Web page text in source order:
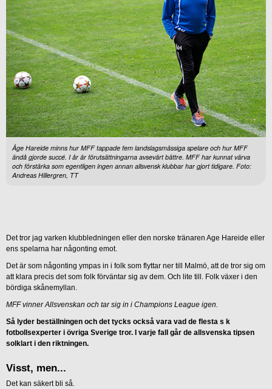
Åge Hareide minns hur MFF tappade fem landslagsmässiga spelare och hur MFF
ändå gjorde succé. I år är förutsättningarna avsevärt bättre. MFF har kunnat värva
och förstärka som egentligen ingen annan allsvensk klubbar har gjort tidigare. Foto:
Andreas Hillergren, TT
Det tror jag varken klubbledningen eller den norske tränaren Age Hareide eller
ens spelarna har någonting emot.
Det är som någonting ympas in i folk som flyttar ner till Malmö, att de tror sig om
att klara precis det som folk förväntar sig av dem. Och lite till. Folk växer i den
bördiga skånemyllan.
MFF vinner Allsvenskan och tar sig in i Champions League igen.
Så lyder beställningen och det tycks också vara vad de flesta s k
fotbollsexperter i övriga Sverige tror. I varje fall går de allsvenska tipsen
solklart i den riktningen.
Visst, men...
Det kan säkert bli så.